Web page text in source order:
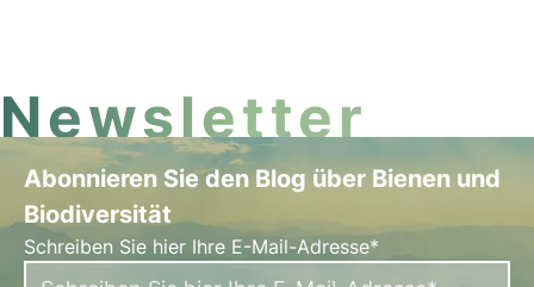
Newsletter
Abonnieren Sie den Blog über Bienen und
Biodiversität
Schreiben Sie hier Ihre E-Mail-Adresse*